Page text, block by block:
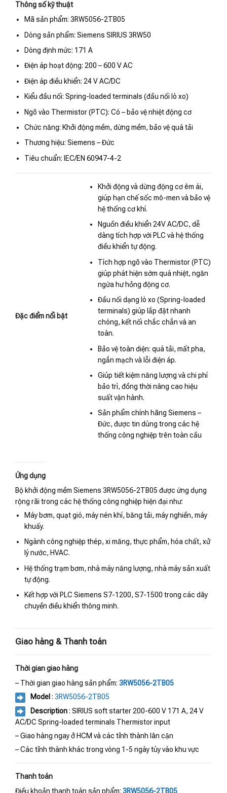
Thông số kỹ thuật
Mã sản phẩm: 3RW5056-2TB05
Dòng sản phẩm: Siemens SIRIUS 3RW50
Dòng định mức: 171 A
Điện áp hoạt động: 200 – 600 V AC
Điện áp điều khiển: 24 V AC/DC
Kiểu đầu nối: Spring-loaded terminals (đầu nối lò xo)
Ngõ vào Thermistor (PTC): Có – bảo vệ nhiệt động cơ
Chức năng: Khởi động mềm, dừng mềm, bảo vệ quá tải
Thương hiệu: Siemens – Đức
Tiêu chuẩn: IEC/EN 60947-4-2
Đặc điểm nổi bật
Khởi động và dừng động cơ êm ái,
giúp hạn chế sốc mô-men và bảo vệ
hệ thống cơ khí.
Nguồn điều khiển 24V AC/DC, dễ
dàng tích hợp với PLC và hệ thống
điều khiển tự động.
Tích hợp ngõ vào Thermistor (PTC)
giúp phát hiện sớm quá nhiệt, ngăn
ngừa hư hỏng động cơ.
Đầu nối dạng lò xo (Spring-loaded
terminals) giúp lắp đặt nhanh
chóng, kết nối chắc chắn và an
toàn.
Bảo vệ toàn diện: quá tải, mất pha,
ngắn mạch và lỗi điện áp.
Giúp tiết kiệm năng lượng và chi phí
bảo trì, đồng thời nâng cao hiệu
suất vận hành.
Sản phẩm chính hãng Siemens –
Đức, được tin dùng trong các hệ
thống công nghiệp trên toàn cầu
Ứng dụng
Bộ khởi động mềm Siemens 3RW5056-2TB05 được ứng dụng
rộng rãi trong các hệ thống công nghiệp hiện đại như:
Máy bơm, quạt gió, máy nén khí, băng tải, máy nghiền, máy
khuấy.
Ngành công nghiệp thép, xi măng, thực phẩm, hóa chất, xử
lý nước, HVAC.
Hệ thống trạm bơm, nhà máy năng lượng, nhà máy sản xuất
tự động.
Kết hợp với PLC Siemens S7-1200, S7-1500 trong các dây
chuyền điều khiển thông minh.
Giao hàng & Thanh toán
Thời gian giao hàng
– Thời gian giao hàng sản phẩm: 3RW5056-2TB05
Model : 3RW5056-2TB05
Description: SIRIUS soft starter 200-600 V 171 A, 24 V
AC/DC Spring-loaded terminals Thermistor input
– Giao hàng ngay ở HCM và các tỉnh thành lân cận
– Các tỉnh thành khác trong vòng 1-5 ngày tùy vào khu vực
Thanh toán
Điều khoản thanh toán sản phẩm: 3RW5056-2TB05